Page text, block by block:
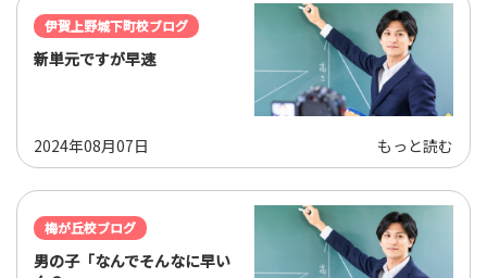
伊賀上野城下町校ブログ
新単元ですが早速
2024年08月07日 もっと読む
梅が丘校ブログ
男の子「なんでそんなに早い